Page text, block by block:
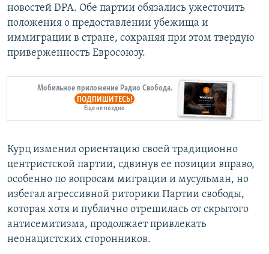
новостей DPA. Обе партии обязались ужесточить
положения о предоставлении убежища и
иммиграции в стране, сохраняя при этом твердую
приверженность Евросоюзу.
Мобильное приложение Радио Свобода.
ПОДПИШИТЕСЬ!
Еще не поздно
Курц изменил ориентацию своей традиционно
центристской партии, сдвинув ее позиции вправо,
особенно по вопросам миграции и мусульман, но
избегал агрессивной риторики Партии свободы,
которая хотя и публично отрешилась от скрытого
антисемитизма, продолжает привлекать
неонацистских сторонников.